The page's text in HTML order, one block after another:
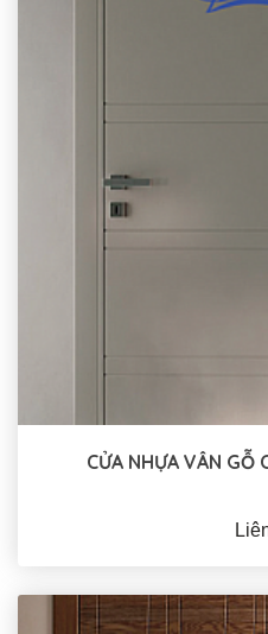
CỬA NHỰA VÂN GỖ